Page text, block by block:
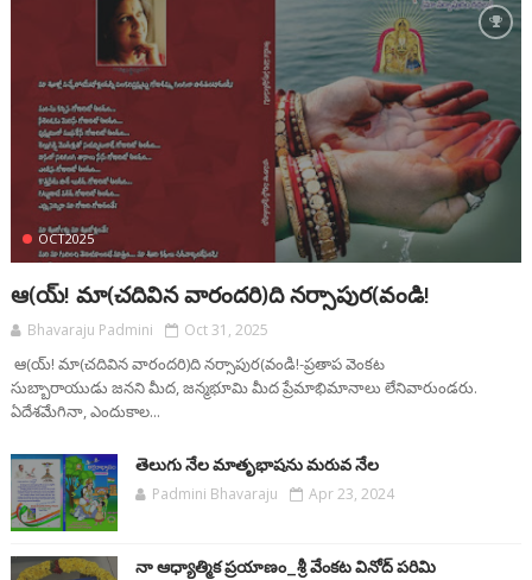
OCT2025
ఆ(య్! మా(చదివిన వారందరి)ది నర్సాపుర(వండి!
Bhavaraju Padmini Oct 31, 2025
ఆ(య్! మా(చదివిన వారందరి)ది నర్సాపుర(వండి!-ప్రతాప వెంకట
సుబ్బారాయుడు జనని మీద, జన్మభూమి మీద ప్రేమాభిమానాలు లేనివారుండరు.
ఏదేశమేగినా, ఎందుకాల...
తెలుగు నేల మాతృభాషను మరువ నేల
Padmini Bhavaraju
Apr 23, 2024
నా ఆధ్యాత్మిక ప్రయాణం_శ్రీ వేంకట వినోద్ పరిమి